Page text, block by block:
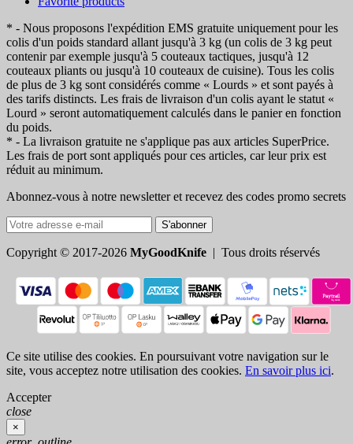
* - Nous proposons l'expédition EMS gratuite uniquement pour les
colis d'un poids standard allant jusqu'à 3 kg (un colis de 3 kg peut
contenir par exemple jusqu'à 5 couteaux tactiques, jusqu'à 12
couteaux pliants ou jusqu'à 10 couteaux de cuisine). Tous les colis
de plus de 3 kg sont considérés comme « Lourds » et sont payés à
des tarifs distincts. Les frais de livraison d'un colis ayant le statut «
Lourd » seront automatiquement calculés dans le panier en fonction
du poids.
* - La livraison gratuite ne s'applique pas aux articles SuperPrice.
Les frais de port sont appliqués pour ces articles, car leur prix est
réduit au minimum.
Abonnez-vous à notre newsletter et recevez des codes promo secrets
S'abonner
Copyright © 2017-2026 MyGoodKnife | Tous droits réservés
Ce site utilise des cookies. En poursuivant votre navigation sur le
site, vous acceptez notre utilisation des cookies. En savoir plus ici.
Accepter
close
×